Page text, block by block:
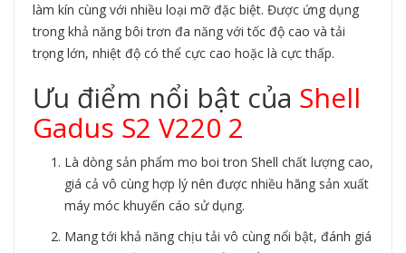
làm kín cùng với nhiều loại mỡ đặc biệt. Được ứng dụng
trong khả năng bôi trơn đa năng với tốc độ cao và tải
trọng lớn, nhiệt độ có thể cực cao hoặc là cực thấp.
Ưu điểm nổi bật của Shell
Gadus S2 V220 2
Là dòng sản phẩm mo boi tron Shell chất lượng cao,
giá cả vô cùng hợp lý nên được nhiều hãng sản xuất
máy móc khuyến cáo sử dụng.
Mang tới khả năng chịu tải vô cùng nổi bật, đánh giá